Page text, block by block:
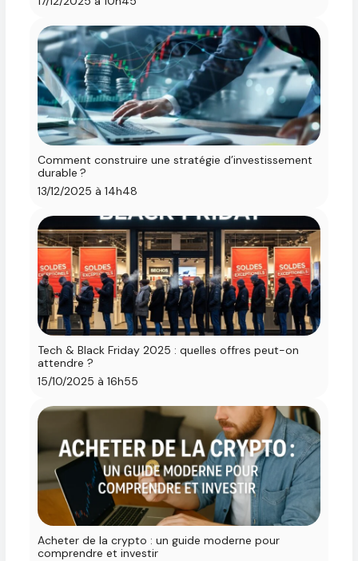
Comment construire une stratégie d’investissement
durable ?
13/12/2025 à 14h48
Tech & Black Friday 2025 : quelles offres peut-on
attendre ?
15/10/2025 à 16h55
Acheter de la crypto : un guide moderne pour
comprendre et investir